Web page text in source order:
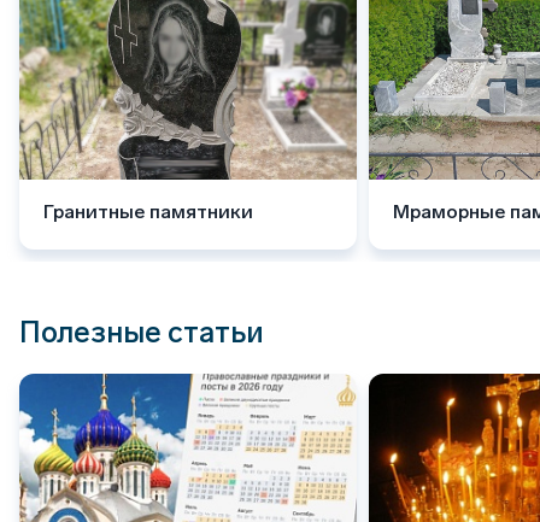
Гранитные памятники Мраморные
Полезные статьи